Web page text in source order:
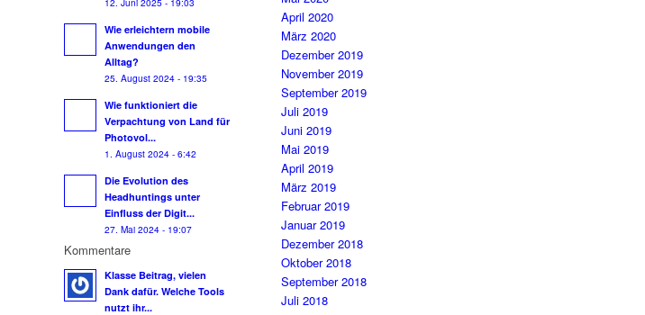
Wie erleichtern mobile
Anwendungen den
Alltag?
25. August 2024 - 19:35
Wie funktioniert die
Verpachtung von Land für
Photovol...
1. August 2024 - 6:42
Die Evolution des
Headhuntings unter
Einfluss der Digit...
27. Mai 2024 - 19:07
Kommentare
Klasse Beitrag, vielen
Dank dafür. Welche Tools
nutzt ihr...
April 2020
März 2020
Dezember 2019
November 2019
September 2019
Juli 2019
Juni 2019
Mai 2019
April 2019
März 2019
Februar 2019
Januar 2019
Dezember 2018
Oktober 2018
September 2018
Juli 2018